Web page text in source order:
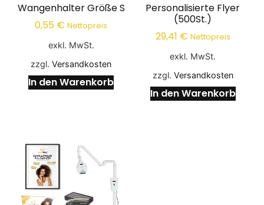
Wangenhalter Größe S
0,55 € Nettopreis
exkl. MwSt.
zzgl.Versandkosten
In den Warenkorb
Personalisierte Flyer
(500St.)
29,41 € Nettopreis
exkl. MwSt.
zzgl. Versandkosten
In den Warenkorb